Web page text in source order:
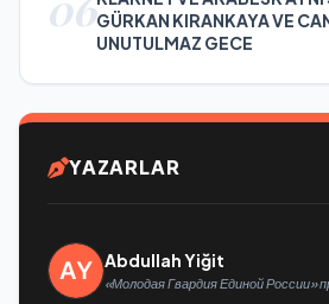
GÜRKAN KIRANKAYA VE
UNUTULMAZ GECE
YAZARLAR
Abdullah Yiğit
«Молодая Гвардия Единой России»